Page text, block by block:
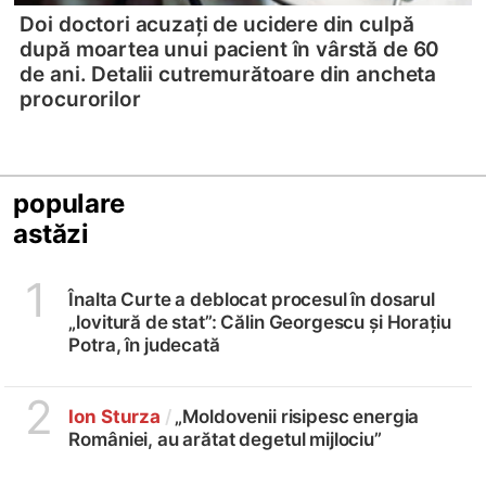
Doi doctori acuzați de ucidere din culpă
după moartea unui pacient în vârstă de 60
de ani. Detalii cutremurătoare din ancheta
procurorilor
populare
astăzi
1
Înalta Curte a deblocat procesul în dosarul
„lovitură de stat”: Călin Georgescu și Horațiu
Potra, în judecată
2 Ion Sturza /„Moldovenii risipesc energia
României, au arătat degetul mijlociu”